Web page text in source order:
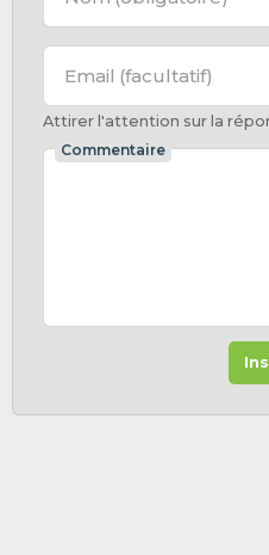
Email (facultatif)
Attirer l'attention sur la
Commentaire